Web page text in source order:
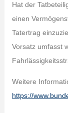
Hat der
einen
Tatertrag
Vorsatz umfasst
Weitere
https://